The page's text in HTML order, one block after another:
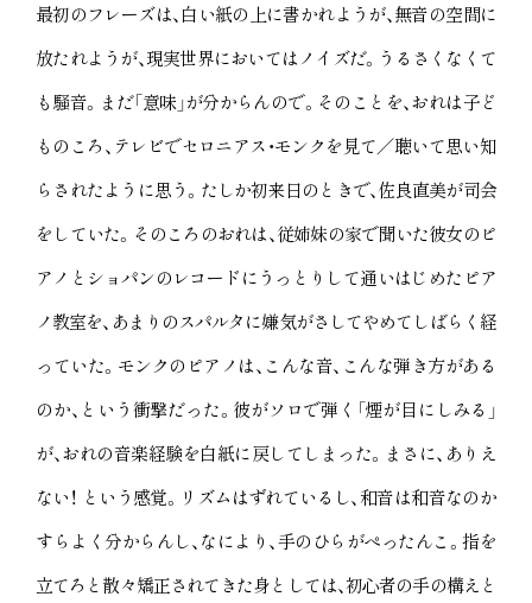
最初のフレーズは、白い紙の上に書かれようが、無音の空間に
放たれようが、現実世界においてはノイズだ。うるさくなくて
も騒音。まだ「意味」が分からんので。そのことを、おれは子ど
ものころ、テレビでセロニアス・モンクを見て／聴いて思い知
らされたように思う。たしか初来日のときで、佐良直美が司会
をしていた。そのころのおれは、従姉妹の家で聞いた彼女のピ
アノとショパンのレコードにうっとりして通いはじめたピア
ノ教室を、あまりのスパルタに嫌気がさしてやめてしばらく経
っていた。モンクのピアノは、こんな音、こんな弾き方がある
のか、という衝撃だった。彼がソロで弾く「煙が目にしみる」
が、おれの音楽経験を白紙に戻してしまった。まさに、ありえ
ない！ という感覚。リズムはずれているし、和音は和音なのか
すらよく分からんし、なにより、手のひらがぺったんこ。指を
立てろと散々矯正されてきた身としては、初心者の手の構えと